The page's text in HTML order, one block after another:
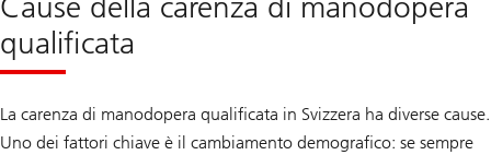
qualificata
La carenza di manodopera qualificata in Svizzera ha diverse cause.
Uno dei fattori chiave è il cambiamento demografico: se sempre